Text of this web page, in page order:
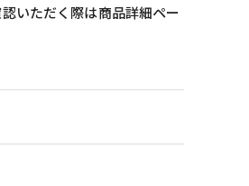
いただく際は商品詳細ペー